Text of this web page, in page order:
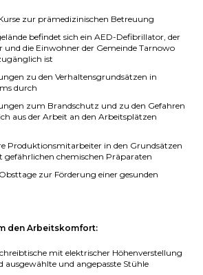
zur prämedizinischen Betreuung
befindet sich ein AED-Defibrillator, der
und die Einwohner der Gemeinde Tarnowo
ist
zu den Verhaltensgrundsätzen in
durch
zum Brandschutz und zu den Gefahren
aus der Arbeit an den Arbeitsplätzen
Produktionsmitarbeiter in den Grundsätzen
gefährlichen chemischen Präparaten
zur Förderung einer gesunden
den Arbeitskomfort:
mit elektrischer Höhenverstellung
ausgewählte und angepasste Stühle